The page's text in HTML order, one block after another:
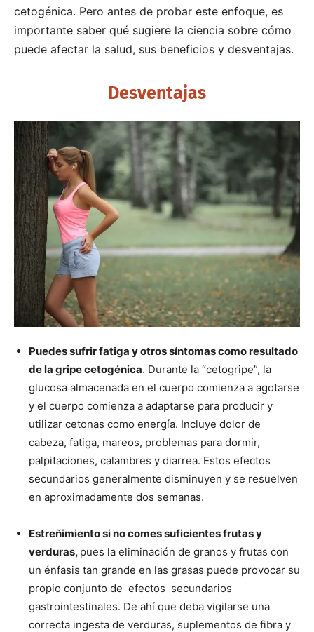
cetogénica. Pero antes de probar este enfoque, es
importante saber qué sugiere la ciencia sobre cómo
puede afectar la salud, sus beneficios y desventajas.
Desventajas
Puedes sufrir fatiga y otros síntomas como resultado
de la gripe cetogénica. Durante la “cetogripe”, la
glucosa almacenada en el cuerpo comienza a agotarse
y el cuerpo comienza a adaptarse para producir y
utilizar cetonas como energía. Incluye dolor de
cabeza, fatiga, mareos, problemas para dormir,
palpitaciones, calambres y diarrea. Estos efectos
secundarios generalmente disminuyen y se resuelven
en aproximadamente dos semanas.
Estreñimiento si no comes suficientes frutas y
verduras, pues la eliminación de granos y frutas con
un énfasis tan grande en las grasas puede provocar su
propio conjunto de efectos secundarios
gastrointestinales. De ahí que deba vigilarse una
correcta ingesta de verduras, suplementos de fibra y